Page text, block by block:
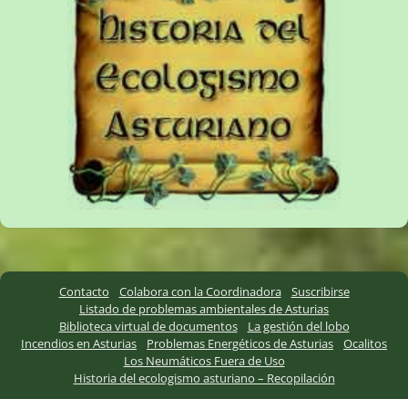
Contacto Colabora con la Coordinadora
Suscribirse
Listado de problemas ambientales de Asturias
Biblioteca virtual de documentos
La gestión del lobo
Incendios en Asturias
Problemas Energéticos de Asturias
Ocalitos
Los Neumáticos Fuera de Uso
Historia del ecologismo asturiano – Recopilación